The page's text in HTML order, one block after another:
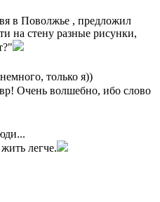
в Поволжье , предложил
на стену разные рисунки,
только я))
Очень волшебно, ибо слово
легче.